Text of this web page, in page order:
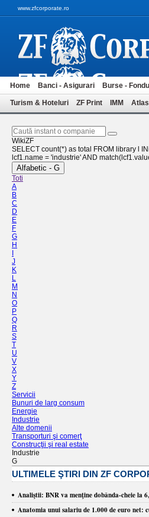
www.zfcorporate.ro
Home Banci - Asigurari Burse -
Turism & Hoteluri ZF Print IMM
WikiZF
SELECT count(*) as total FROM library l
lcf1.name = 'industrie' AND
Alfabetic - G
Toti
A
B
C
D
E
F
G
H
J
K
L
M
N
O
P
Q
R
S
T
U
V
X
Y
Z
Servicii
Bunuri de larg consum
Energie
Industrie
Alte domenii
Transporturi şi comerţ
Construcţii şi real estate
Industrie
G
ULTIMELE ŞTIRI DIN ZF
Analiştii: BNR va menţine dobânda-cheie la
Anatomia unui salariu de 1.000 de euro net: